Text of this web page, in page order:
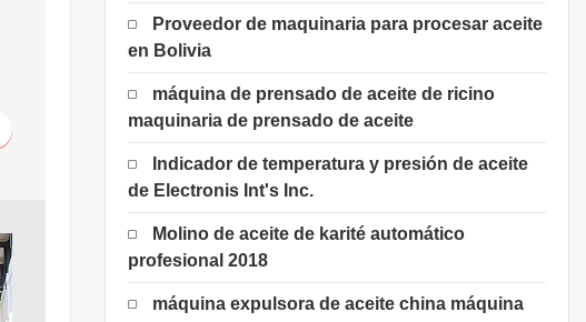
Proveedor de maquinaria para procesar aceite
en Bolivia
máquina de prensado de aceite de ricino
maquinaria de prensado de aceite
Indicador de temperatura y presión de aceite
de Electronis Int's Inc.
Molino de aceite de karité automático
profesional 2018
máquina expulsora de aceite china máquina